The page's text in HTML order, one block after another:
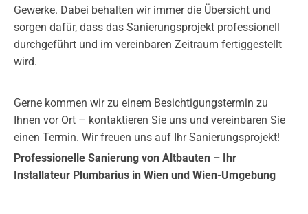
Gewerke. Dabei behalten wir immer die Übersicht und
sorgen dafür, dass das Sanierungsprojekt professionell
durchgeführt und im vereinbaren Zeitraum fertiggestellt
wird.
Gerne kommen wir zu einem Besichtigungstermin zu
Ihnen vor Ort – kontaktieren Sie uns und vereinbaren Sie
einen Termin. Wir freuen uns auf Ihr Sanierungsprojekt!
Professionelle Sanierung von Altbauten – Ihr
Installateur Plumbarius in Wien und Wien-Umgebung